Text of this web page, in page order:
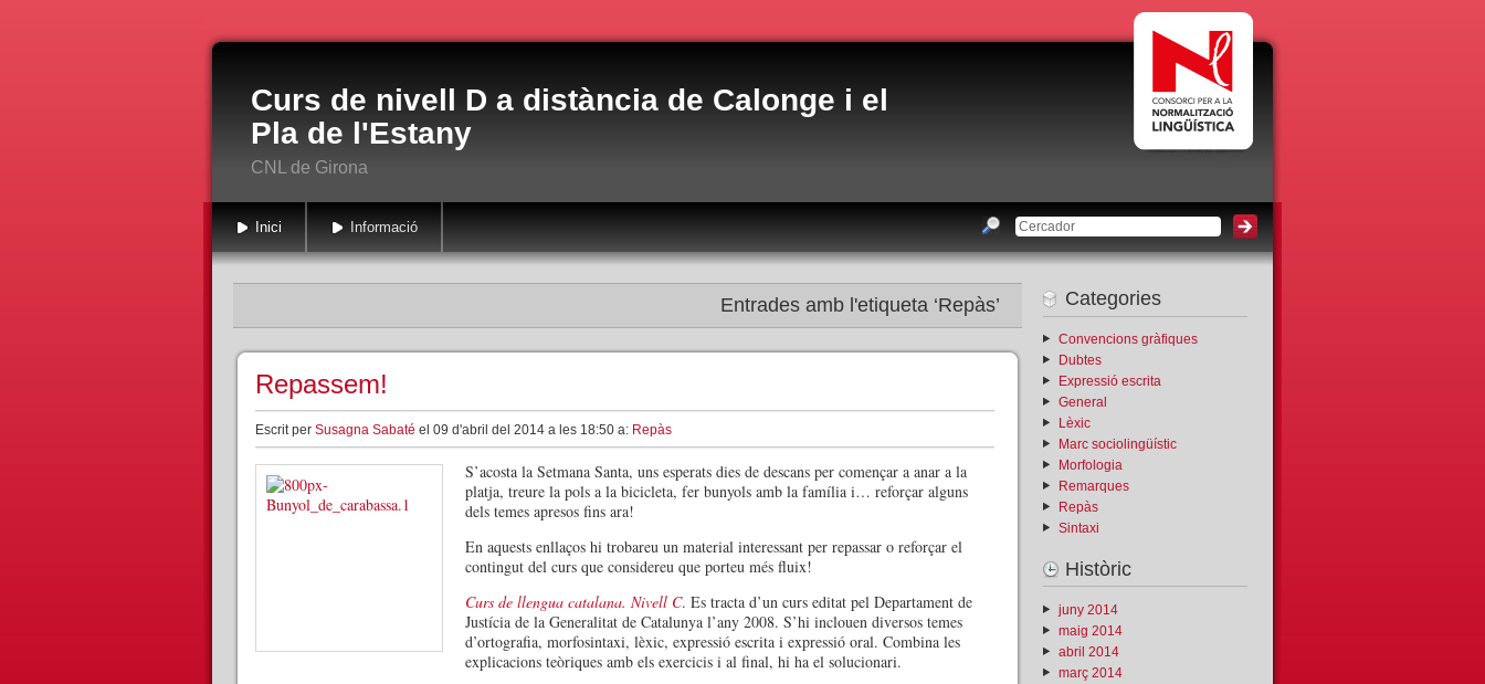
Curs de nivell D a distància de Calonge i el
Pla de l'Estany
CNL de Girona
Inici Informació
Entrades amb l'etiqueta ‘Repàs’
Repassem!
Escrit per Susagna Sabaté el 09 d'abril del 2014 a les 18:50 a: Repàs
S’acosta la Setmana Santa, uns esperats dies de descans per començar a anar a la
platja, treure la pols a la bicicleta, fer bunyols amb la família i… reforçar alguns
dels temes apresos fins ara!
En aquests enllaços hi trobareu un material interessant per repassar o reforçar el
contingut del curs que considereu que porteu més fluix!
Curs de llengua catalana. Nivell C. Es tracta d’un curs editat pel Departament de
Justícia de la Generalitat de Catalunya l’any 2008. S’hi inclouen diversos temes
d’ortografia, morfosintaxi, lèxic, expressió escrita i expressió oral. Combina les
explicacions teòriques amb els exercicis i al final, hi ha el solucionari.
Categories
Convencions gràfiques
Dubtes
Expressió escrita
General
Lèxic
Marc sociolingüístic
Morfologia
Remarques
Repàs
Sintaxi
Històric
juny 2014
maig 2014
abril 2014
març 2014